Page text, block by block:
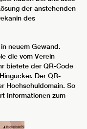
der anstehenden
des
neuem Gewand.
die vom Verein
bietete der QR-Code
Der QR-
Hochschuldomain. So
Informationen zum